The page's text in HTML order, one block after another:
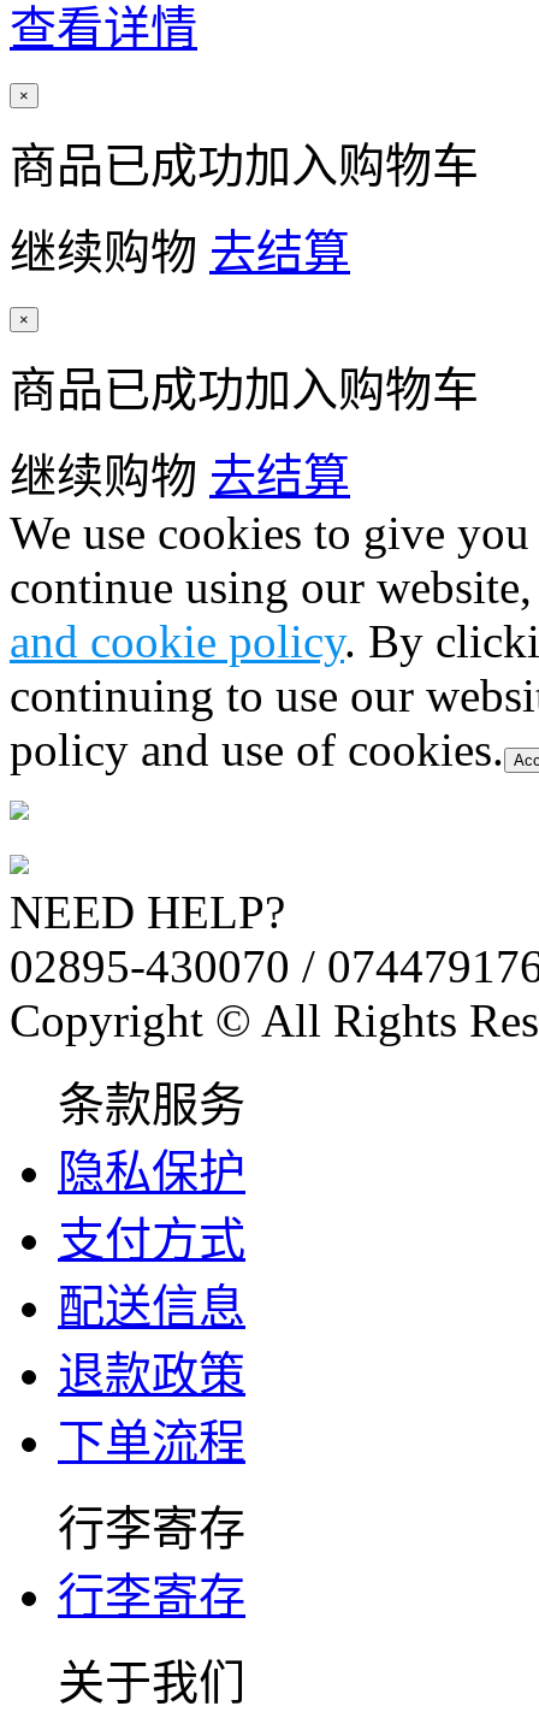
查看详情
×
商品已成功加入购物车
继续购物 去结算
×
商品已成功加入购物车
继续购物 去结算
We use cookies to give
continue using our
and cookie policy. By
continuing to use our
policy and use of cookies.
NEED HELP?
02895-430070 /
Copyright © All Rights
条款服务
隐私保护
支付方式
配送信息
退款政策
下单流程
行李寄存
行李寄存
关于我们